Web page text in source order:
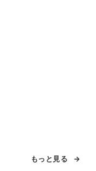
もっと見る